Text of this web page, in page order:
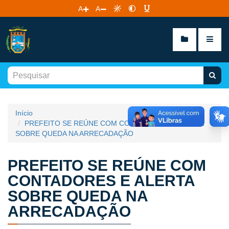
A A
Início
PREFEITO SE REÚNE COM CONTADORES E ALERTA
SOBRE QUEDA NA ARRECADAÇÃO
PREFEITO SE REÚNE COM
CONTADORES E ALERTA
SOBRE QUEDA NA
ARRECADAÇÃO